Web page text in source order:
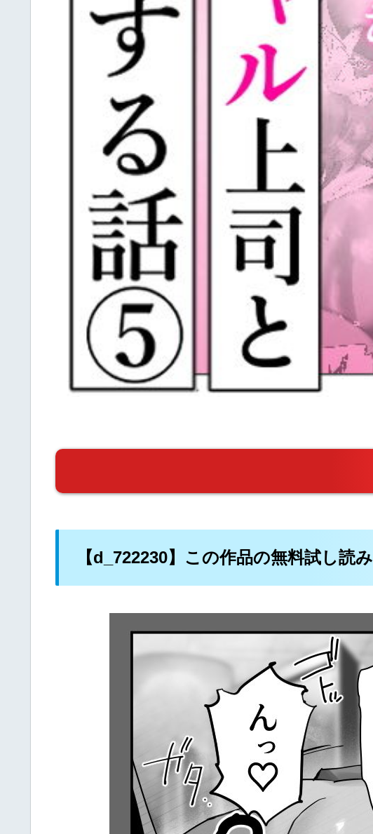
【d_722230】この作品の無料試し読み